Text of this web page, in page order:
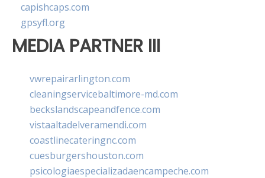
capishcaps.com
gpsyfl.org
MEDIA PARTNER III
vwrepairarlington.com
cleaningservicebaltimore-md.com
beckslandscapeandfence.com
vistaaltadelveramendi.com
coastlinecateringnc.com
cuesburgershouston.com
psicologiaespecializadaencampeche.com